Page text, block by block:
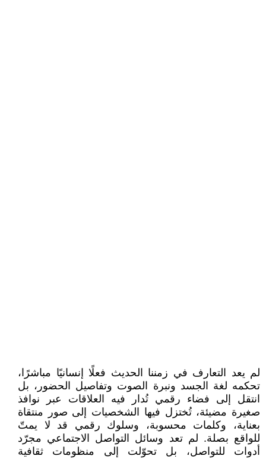
لم يعد التعارف في زمننا الحديث فعلًا إنسانيًا مباشرًا،
تحكمه لغة الجسد ونبرة الصوت وتفاصيل الحضور، بل
انتقل إلى فضاء رقمي تُدار فيه العلاقات عبر نوافذ
صغيرة مضيئة، تُختزل فيها الشخصيات إلى صور منتقاة
بعناية، وكلمات محسوبة، وسلوك رقمي قد لا يمتّ
للواقع بصلة. لم تعد وسائل التواصل الاجتماعي مجرّد
أدوات للتواصل، بل تحوّلت إلى منظومات ثقافية